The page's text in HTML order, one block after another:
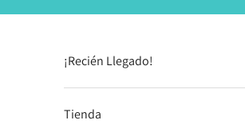
¡Recién Llegado!
Tienda